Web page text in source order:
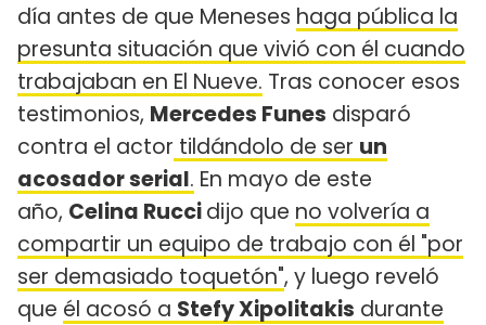
día antes de que Meneses haga pública la
presunta situación que vivió con él cuando
trabajaban en El Nueve. Tras conocer esos
testimonios, Mercedes Funes disparó
contra el actor tildándolo de ser un
acosador serial. En mayo de este
año, Celina Ruccidijo que no volvería a
compartir un equipo de trabajo con él "por
ser demasiado toquetón", y luego reveló
que él acosó a Stefy Xipolitakis durante